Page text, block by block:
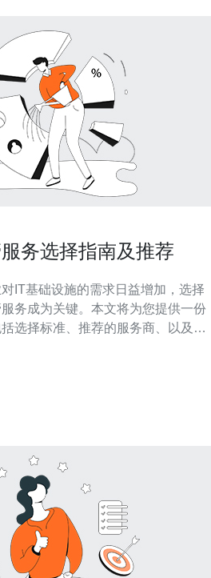
务选择指南及推荐
IT基础设施的需求日益增加，选择
务成为关键。本文将为您提供一份
选择标准、推荐的服务商、以及需
择合适的台湾机房托管服务时，首